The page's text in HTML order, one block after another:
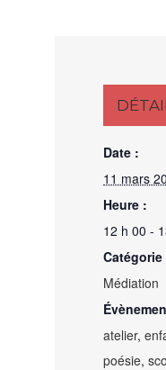
Date :
11 mars
Heure :
12 h 00 -
Catégorie
Médiation
atelier,
poésie,